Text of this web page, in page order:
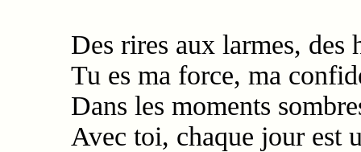
Des rires aux larmes, des
Tu es ma force, ma
Dans les moments
Avec toi, chaque jour est